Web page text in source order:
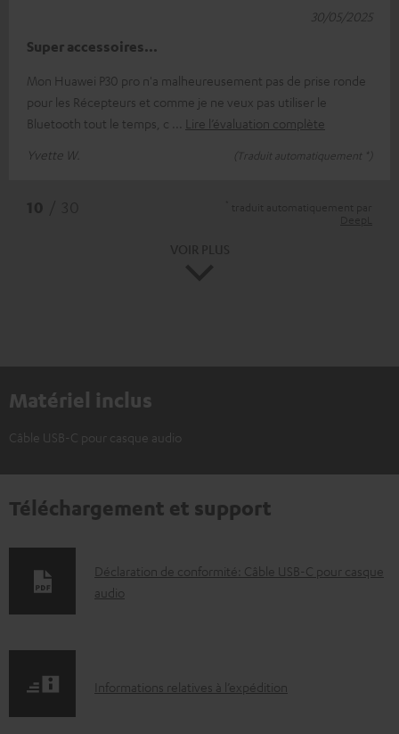
Super accessoires...
Mon Huawei P30 pro n'a malheureusement pas de prise ronde
pour les Récepteurs et comme je ne veux pas utiliser le
Bluetooth tout le temps, c
Lire l’évaluation complète
Yvette W.
(Traduit automatiquement *)
30/05/2025
Matériel inclus
Câble USB-C pour casque audio
Téléchargement et support
D
o
m
Déclaration de conformité: Câble USB-C pour casque
audio
IInformations relatives à l’expédition